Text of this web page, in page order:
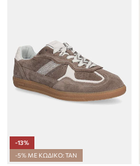
-13%
-5% ΜΕ ΚΩΔΙΚΟ: TAN